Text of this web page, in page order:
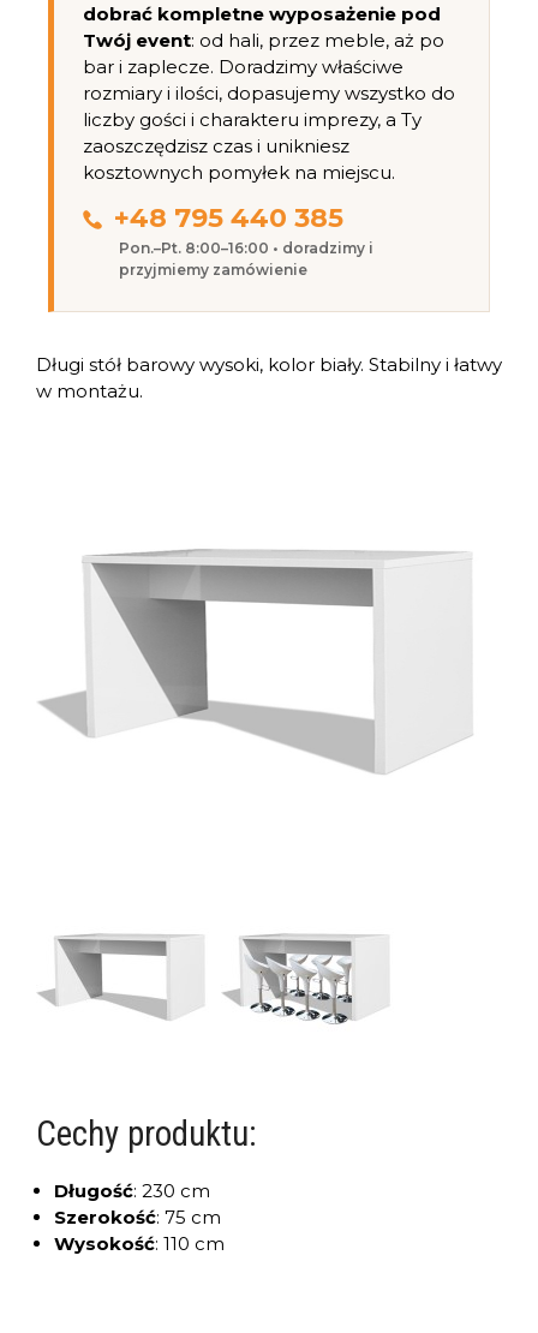
Cechy produktu:
Długość: 230 cm
Szerokość: 75 cm
Wysokość: 110 cm
dobrać kompletne wyposażenie pod
Twój event: od hali, przez meble, aż po
bar i zaplecze. Doradzimy właściwe
rozmiary i ilości, dopasujemy wszystko do
liczby gości i charakteru imprezy, a Ty
zaoszczędzisz czas i unikniesz
kosztownych pomyłek na miejscu.
+48 795 440 385
Pon.–Pt. 8:00–16:00 • doradzimy i
przyjmiemy zamówienie
Długi stół barowy wysoki, kolor biały. Stabilny i łatwy
w montażu.